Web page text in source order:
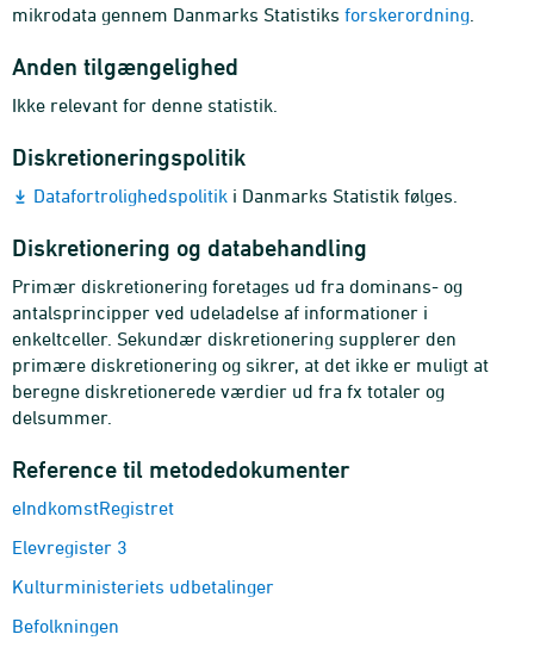
mikrodata gennem Danmarks Statistiks forskerordning
Anden tilgængelighed
Ikke relevant for denne statistik.
Diskretioneringspolitik
Datafortrolighedspolitik i Danmarks Statistik følges.
Diskretionering og databehandling
Primær diskretionering foretages ud fra dominans- og
antalsprincipper ved udeladelse af informationer i
enkeltceller. Sekundær diskretionering supplerer den
primære diskretionering og sikrer, at det ikke er muligt at
beregne diskretionerede værdier ud fra fx totaler og
delsummer.
Reference til metodedokumenter
eIndkomstRegistret
Elevregister 3
Kulturministeriets udbetalinger
Befolkningen